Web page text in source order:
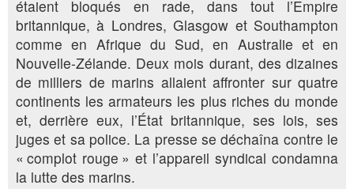
étaient bloqués en rade, dans tout l’Empire
britannique, à Londres, Glasgow et Southampton
comme en Afrique du Sud, en Australie et en
Nouvelle-­Zélande. Deux mois durant, des dizaines
de milliers de marins allaient affronter sur quatre
continents les armateurs les plus riches du monde
et, derrière eux, l’État britannique, ses lois, ses
juges et sa police. La presse se déchaîna contre le
« complot rouge » et l’appareil syndical condamna
la lutte des marins.